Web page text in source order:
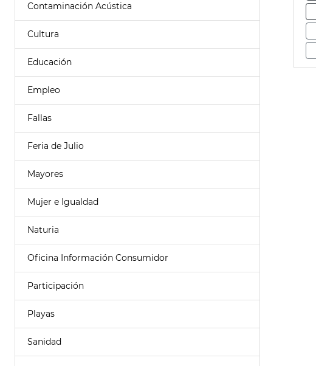
Contaminación Acústica
Cultura
Educación
Empleo
Fallas
Feria de Julio
Mayores
Mujer e Igualdad
Naturia
Oficina Información Consumidor
Participación
Playas
Sanidad